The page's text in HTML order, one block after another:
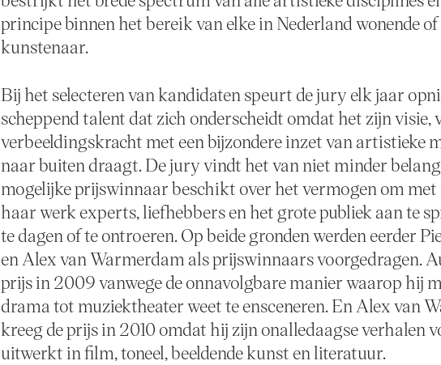
principe binnen het bereik van elke in Nederland wonende
kunstenaar.
Bij het selecteren van kandidaten speurt de jury elk jaar
scheppend talent dat zich onderscheidt omdat het zijn visie,
verbeeldingskracht met een bijzondere inzet van artistieke
naar buiten draagt. De jury vindt het van niet minder
mogelijke prijswinnaar beschikt over het vermogen om met
haar werk experts, liefhebbers en het grote publiek aan te
te dagen of te ontroeren. Op beide gronden werden eerder
en Alex van Warmerdam als prijswinnaars voorgedragen.
prijs in 2009 vanwege de onnavolgbare manier waarop hij
drama tot muziektheater weet te ensceneren. En Alex van
kreeg de prijs in 2010 omdat hij zijn onalledaagse verhalen
uitwerkt in film, toneel, beeldende kunst en literatuur.